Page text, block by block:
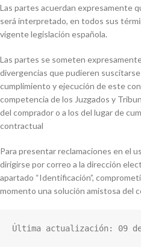
Las partes acuerdan expresamente
será interpretado, en todos sus
vigente legislación española.
Las partes se someten
divergencias que pudieren
cumplimiento y ejecución de este
competencia de los Juzgados y
del comprador o a los del lugar de
contractual
Para presentar reclamaciones en el
dirigirse por correo a la dirección
apartado “Identificación”,
momento una solución amistosa del
Última actualización: 09